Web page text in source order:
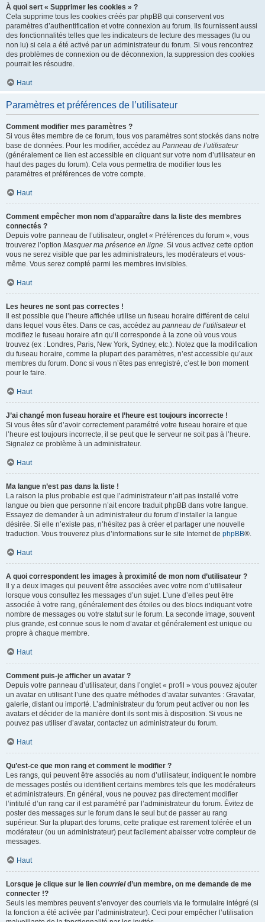
À quoi sert « Supprimer les cookies » ?
Cela supprime tous les cookies créés par phpBB qui conservent vos
paramètres d’authentification et votre connexion au forum. Ils fournissent aussi
des fonctionnalités telles que les indicateurs de lecture des messages (lu ou
non lu) si cela a été activé par un administrateur du forum. Si vous rencontrez
des problèmes de connexion ou de déconnexion, la suppression des cookies
pourrait les résoudre.
Haut
Paramètres et préférences de l’utilisateur
Comment modifier mes paramètres ?
Si vous êtes membre de ce forum, tous vos paramètres sont stockés dans notre
base de données. Pour les modifier, accédez au Panneau de l’utilisateur
(généralement ce lien est accessible en cliquant sur votre nom d’utilisateur en
haut des pages du forum). Cela vous permettra de modifier tous les
paramètres et préférences de votre compte.
Haut
Comment empêcher mon nom d’apparaître dans la liste des membres
connectés ?
Depuis votre panneau de l’utilisateur, onglet « Préférences du forum », vous
trouverez l’option Masquer ma présence en ligne. Si vous activez cette option
vous ne serez visible que par les administrateurs, les modérateurs et vous-
même. Vous serez compté parmi les membres invisibles.
Haut
Les heures ne sont pas correctes !
Il est possible que l’heure affichée utilise un fuseau horaire différent de celui
dans lequel vous êtes. Dans ce cas, accédez au panneau de l’utilisateuret
modifiez le fuseau horaire afin qu’il corresponde à la zone où vous vous
trouvez (ex : Londres, Paris, New York, Sydney, etc.). Notez que la modification
du fuseau horaire, comme la plupart des paramètres, n’est accessible qu’aux
membres du forum. Donc si vous n’êtes pas enregistré, c’est le bon moment
pour le faire.
Haut
J’ai changé mon fuseau horaire et l’heure est toujours incorrecte !
Si vous êtes sûr d’avoir correctement paramétré votre fuseau horaire et que
l’heure est toujours incorrecte, il se peut que le serveur ne soit pas à l’heure.
Signalez ce problème à un administrateur.
Haut
Ma langue n’est pas dans la liste !
La raison la plus probable est que l’administrateur n’ait pas installé votre
langue ou bien que personne n’ait encore traduit phpBB dans votre langue.
Essayez de demander à un administrateur du forum d’installer la langue
désirée. Si elle n’existe pas, n’hésitez pas à créer et partager une nouvelle
traduction. Vous trouverez plus d’informations sur le site Internet de phpBB®.
Haut
A quoi correspondent les images à proximité de mon nom d’utilisateur ?
Il y a deux images qui peuvent être associées avec votre nom d’utilisateur
lorsque vous consultez les messages d’un sujet. L’une d’elles peut être
associée à votre rang, généralement des étoiles ou des blocs indiquant votre
nombre de messages ou votre statut sur le forum. La seconde image, souvent
plus grande, est connue sous le nom d’avatar et généralement est unique ou
propre à chaque membre.
Haut
Comment puis-je afficher un avatar ?
Depuis votre panneau d’utilisateur, dans l’onglet « profil » vous pouvez ajouter
un avatar en utilisant l’une des quatre méthodes d’avatar suivantes : Gravatar,
galerie, distant ou importé. L’administrateur du forum peut activer ou non les
avatars et décider de la manière dont ils sont mis à disposition. Si vous ne
pouvez pas utiliser d’avatar, contactez un administrateur du forum.
Haut
Qu’est-ce que mon rang et comment le modifier ?
Les rangs, qui peuvent être associés au nom d’utilisateur, indiquent le nombre
de messages postés ou identifient certains membres tels que les modérateurs
et administrateurs. En général, vous ne pouvez pas directement modifier
l’intitulé d’un rang car il est paramétré par l’administrateur du forum. Évitez de
poster des messages sur le forum dans le seul but de passer au rang
supérieur. Sur la plupart des forums, cette pratique est rarement tolérée et un
modérateur (ou un administrateur) peut facilement abaisser votre compteur de
messages.
Haut
Lorsque je clique sur le lien courrield’un membre, on me demande de me
connecter !?
Seuls les membres peuvent s’envoyer des courriels via le formulaire intégré (si
la fonction a été activée par l’administrateur). Ceci pour empêcher l’utilisation